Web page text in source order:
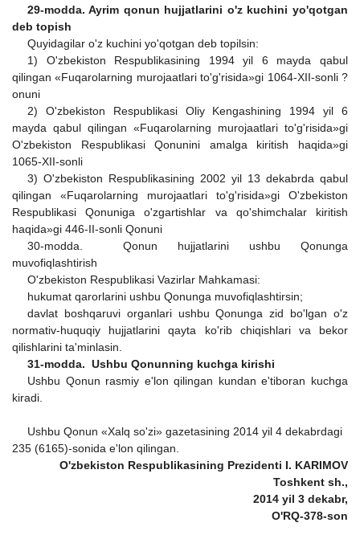
29-modda. Ayrim qonun hujjatlarini o'z kuchini yo'qotgan
deb topish
Quyidagilar o'z kuchini yo'qotgan deb topilsin:
1) O'zbekiston Respublikasining 1994 yil 6 mayda qabul
qilingan«Fuqarolarning murojaatlari to'g'risida»gi 1064-XII-sonli ?
onuni
2) O'zbekiston Respublikasi Oliy Kengashining 1994 yil 6
mayda qabul qilingan «Fuqarolarning murojaatlari to'g'risida»gi
O'zbekiston Respublikasi Qonunini amalga kiritish haqida»gi
1065-XII-sonli
3) O'zbekiston Respublikasining 2002 yil 13 dekabrda qabul
qilingan «Fuqarolarning murojaatlari to'g'risida»gi O'zbekiston
Respublikasi Qonuniga o'zgartishlar va qo'shimchalar kiritish
haqida»gi 446-II-sonli Qonuni
30-modda. Qonun hujjatlarini ushbu Qonunga
muvofiqlashtirish
O'zbekiston Respublikasi Vazirlar Mahkamasi:
hukumat qarorlarini ushbu Qonunga muvofiqlashtirsin;
davlat boshqaruvi organlari ushbu Qonunga zid bo'lgan o'z
normativ-huquqiy hujjatlarini qayta ko'rib chiqishlari va bekor
qilishlarini ta'minlasin.
31-modda. Ushbu Qonunning kuchga kirishi
Ushbu Qonun rasmiy e'lon qilingan kundan e'tiboran kuchga
kiradi.
Ushbu Qonun «Xalq so'zi» gazetasining 2014 yil 4 dekabrdagi
235 (6165)-sonida e'lon qilingan.
O'zbekiston Respublikasining Prezidenti I. KARIMOV
Toshkent sh.,
2014 yil 3 dekabr,
O'RQ-378-son